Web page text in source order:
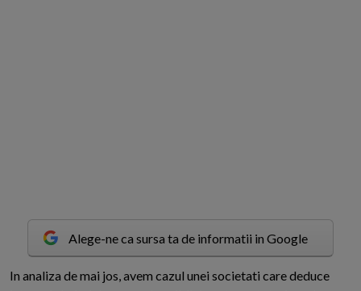
Alege-ne ca sursa ta de informatii in Google
In analiza de mai jos, avem cazul unei societati care deduce